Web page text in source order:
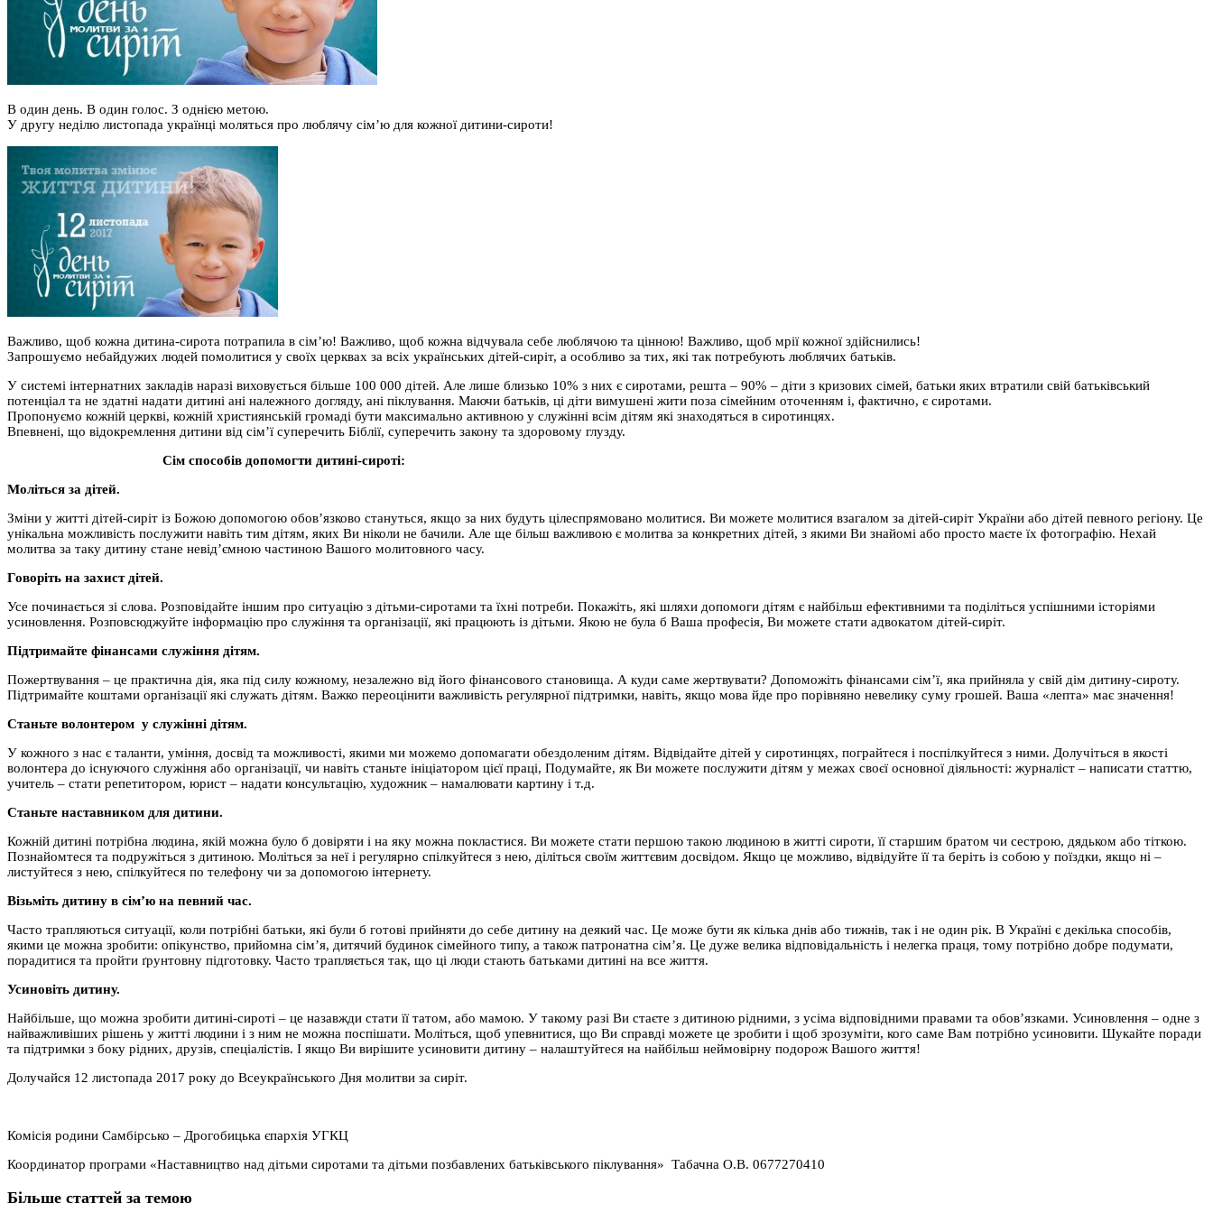
В один день. В один голос. З однією метою.
У другу неділю листопада українці моляться про люблячу сім’ю для кожної дитини-сироти!
Важливо, щоб кожна дитина-сирота потрапила в сім’ю! Важливо, щоб кожна відчувала себе люблячою та цінною! Важливо, щоб мрії кожної здійснились!
Запрошуємо небайдужих людей помолитися у своїх церквах за всіх українських дітей-сиріт, а особливо за тих, які так потребують люблячих батьків.
У системі інтернатних закладів наразі виховується більше 100 000 дітей. Але лише близько 10% з них є сиротами, решта – 90% – діти з кризових сімей, батьки яких втратили свій батьківський
потенціал та не здатні надати дитині ані належного догляду, ані піклування. Маючи батьків, ці діти вимушені жити поза сімейним оточенням і, фактично, є сиротами.
Пропонуємо кожній церкві, кожній християнській громаді бути максимально активною у служінні всім дітям які знаходяться в сиротинцях.
Впевнені, що відокремлення дитини від сім’ї суперечить Біблії, суперечить закону та здоровому глузду.
Сім способів допомогти дитині-сироті:
Моліться за дітей.
Зміни у житті дітей-сиріт із Божою допомогою обов’язково стануться, якщо за них будуть цілеспрямовано молитися. Ви можете молитися взагалом за дітей-сиріт України або дітей певного регіону. Це
унікальна можливість послужити навіть тим дітям, яких Ви ніколи не бачили. Але ще більш важливою є молитва за конкретних дітей, з якими Ви знайомі або просто маєте їх фотографію. Нехай
молитва за таку дитину стане невід’ємною частиною Вашого молитовного часу.
Говоріть на захист дітей.
Усе починається зі слова. Розповідайте іншим про ситуацію з дітьми-сиротами та їхні потреби. Покажіть, які шляхи допомоги дітям є найбільш ефективними та поділіться успішними історіями
усиновлення. Розповсюджуйте інформацію про служіння та організації, які працюють із дітьми. Якою не була б Ваша професія, Ви можете стати адвокатом дітей-сиріт.
Підтримайте фінансами служіння дітям.
Пожертвування – це практична дія, яка під силу кожному, незалежно від його фінансового становища. А куди саме жертвувати? Допоможіть фінансами сім’ї, яка прийняла у свій дім дитину-сироту.
Підтримайте коштами організації які служать дітям. Важко переоцінити важливість регулярної підтримки, навіть, якщо мова йде про порівняно невелику суму грошей. Ваша «лепта» має значення!
Станьте волонтером у служінні дітям.
У кожного з нас є таланти, уміння, досвід та можливості, якими ми можемо допомагати обездоленим дітям. Відвідайте дітей у сиротинцях, пограйтеся і поспілкуйтеся з ними. Долучіться в якості
волонтера до існуючого служіння або організації, чи навіть станьте ініціатором цієї праці, Подумайте, як Ви можете послужити дітям у межах своєї основної діяльності: журналіст – написати статтю,
учитель – стати репетитором, юрист – надати консультацію, художник – намалювати картину і т.д.
Станьте наставником для дитини.
Кожній дитині потрібна людина, якій можна було б довіряти і на яку можна покластися. Ви можете стати першою такою людиною в житті сироти, її старшим братом чи сестрою, дядьком або тіткою.
Познайомтеся та подружіться з дитиною. Моліться за неї і регулярно спілкуйтеся з нею, діліться своїм життєвим досвідом. Якщо це можливо, відвідуйте її та беріть із собою у поїздки, якщо ні –
листуйтеся з нею, спілкуйтеся по телефону чи за допомогою інтернету.
Візьміть дитину в сім’ю на певний час.
Часто трапляються ситуації, коли потрібні батьки, які були б готові прийняти до себе дитину на деякий час. Це може бути як кілька днів або тижнів, так і не один рік. В Україні є декілька способів,
якими це можна зробити: опікунство, прийомна сім’я, дитячий будинок сімейного типу, а також патронатна сім’я. Це дуже велика відповідальність і нелегка праця, тому потрібно добре подумати,
порадитися та пройти ґрунтовну підготовку. Часто трапляється так, що ці люди стають батьками дитині на все життя.
Усиновіть дитину.
Найбільше, що можна зробити дитині-сироті – це назавжди стати її татом, або мамою. У такому разі Ви стаєте з дитиною рідними, з усіма відповідними правами та обов’язками. Усиновлення – одне з
найважливіших рішень у житті людини і з ним не можна поспішати. Моліться, щоб упевнитися, що Ви справді можете це зробити і щоб зрозуміти, кого саме Вам потрібно усиновити. Шукайте поради
та підтримки з боку рідних, друзів, спеціалістів. І якщо Ви вирішите усиновити дитину – налаштуйтеся на найбільш неймовірну подорож Вашого життя!
Долучайся 12 листопада 2017 року до Всеукраїнського Дня молитви за сиріт.
Комісія родини Самбірсько – Дрогобицька єпархія УГКЦ
Координатор програми «Наставництво над дітьми сиротами та дітьми позбавлених батьківського піклування» Табачна О.В. 0677270410
Більше статтей за темою